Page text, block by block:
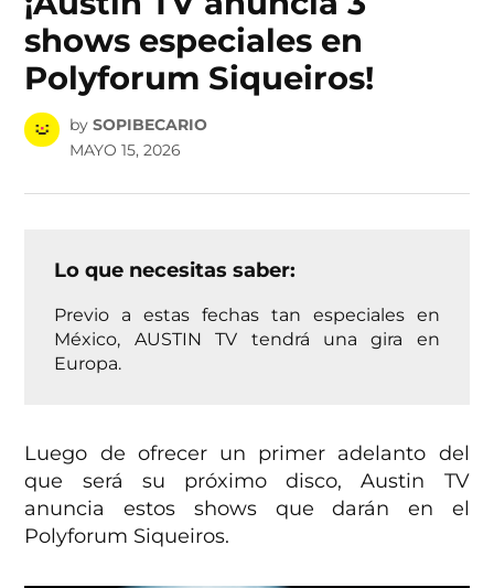
shows especiales en
Polyforum Siqueiros!
by SOPIBECARIO
MAYO 15, 2026
Lo que necesitas saber:
Previo a estas fechas tan especiales en
México, AUSTIN TV tendrá una gira en
Europa.
Luego de ofrecer un primer adelanto del
que será su próximo disco, Austin TV
anuncia estos shows que darán en el
Polyforum Siqueiros.